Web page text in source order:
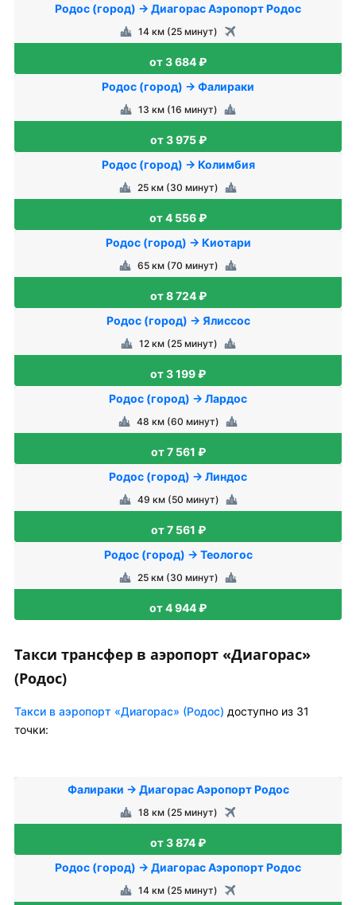
Родос (город) → Диагорас Аэропорт Родос
14 км (25 минут)
от 3 684 ₽
Родос (город) → Фалираки
13 км (16 минут)
от 3 975 ₽
Родос (город) → Колимбия
25 км (30 минут)
от 4 556 ₽
Родос (город) → Киотари
65 км (70 минут)
от 8 724 ₽
Родос (город) → Ялиссос
12 км (25 минут)
от 3 199 ₽
Родос (город) → Лардос
48 км (60 минут)
от 7 561 ₽
Родос (город) → Линдос
49 км (50 минут)
от 7 561 ₽
Родос (город) → Теологос
25 км (30 минут)
от 4 944 ₽
Такси трансфер в аэропорт «Диагорас»
(Родос)
Такси в аэропорт «Диагорас» (Родос) доступно из 31
точки:
Фалираки → Диагорас Аэропорт Родос
18 км (25 минут)
от 3 874 ₽
Родос (город) → Диагорас Аэропорт Родос
14 км (25 минут)